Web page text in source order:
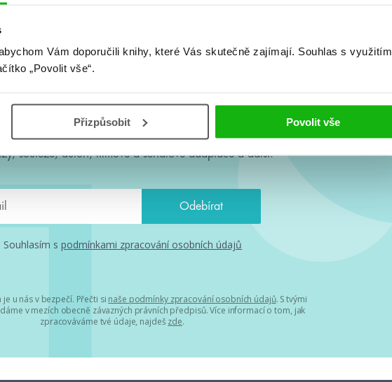
Vám doporučili knihy, které Vás skutečně zajímají. Souhlas s využitím
„Povolit vše“.
Přizpůsobit Povolit vše
#HumbookNews
každý měsíc rovnou do mailu! Nové knihy, co se
soutěže, autoři, filmové a seriálové adaptace a další.
Souhlasím s podmínkami zpracování osobních údajů
u nás v bezpečí. Přečti si naše podmínky zpracování osobních údajů. S tvými
v mezích obecně závazných právních předpisů. Více informací o tom, jak
zpracováváme tvé údaje, najdeš zde.